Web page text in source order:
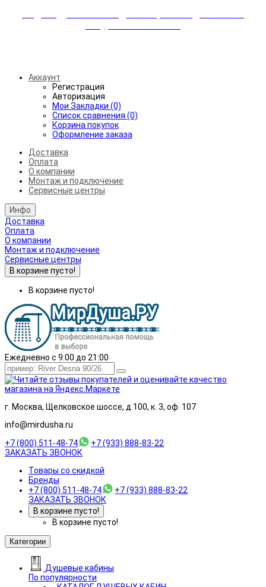
Аккаунт
Регистрация
Авторизация
Мои Закладки (0)
Список сравнения (0)
Корзина покупок
Оформление заказа
Доставка
Оплата
О компании
Монтаж и подключение
Сервисные центры
Инфо
Доставка
Оплата
О компании
Монтаж и подключение
Сервисные центры
В корзине пусто!
В корзине пусто!
Ежедневно с 9:00 до 21:00
г. Москва, Щелковское шоссе, д.100, к. 3, оф. 107
info@mirdusha.ru
+7 (800) 511-48-74
+7 (933) 888-83-22
ЗАКАЗАТЬ ЗВОНОК
Товары со скидкой
Бренды
+7 (800) 511-48-74
+7 (933) 888-83-22
ЗАКАЗАТЬ ЗВОНОК
В корзине пусто!
В корзине пусто!
Категории
Душевые кабины
По популярности